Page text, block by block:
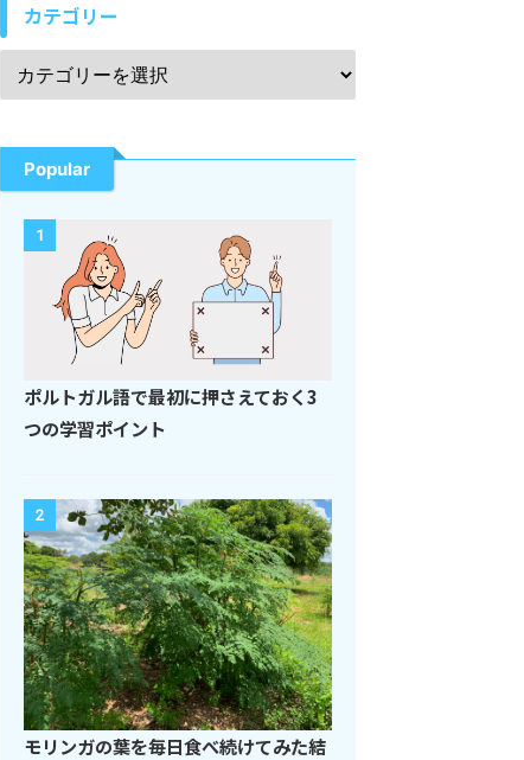
カテゴリー
Popular
1
ポルトガル語で最初に押さえておく3
つの学習ポイント
2
モリンガの葉を毎日食べ続けてみた結